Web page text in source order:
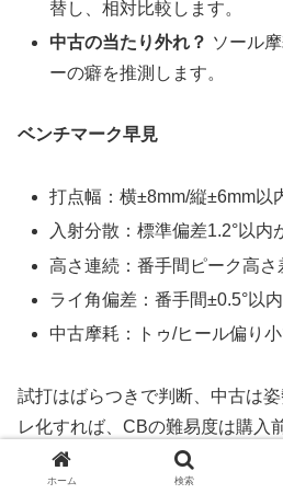
替し、相対比較します。
中古の当たり外れ？ ソール
ーの癖を推測します。
ベンチマーク早見
打点幅：横±8mm/縦±6mm以
入射分散：標準偏差1.2°以内
高さ連続：番手間ピーク高さ
ライ角偏差：番手間±0.5°以内
中古摩耗：トゥ/ヒール偏り
試打はばらつきで判断、中古は
レ化すれば、CBの難易度は購入
められます。
ホーム 検索